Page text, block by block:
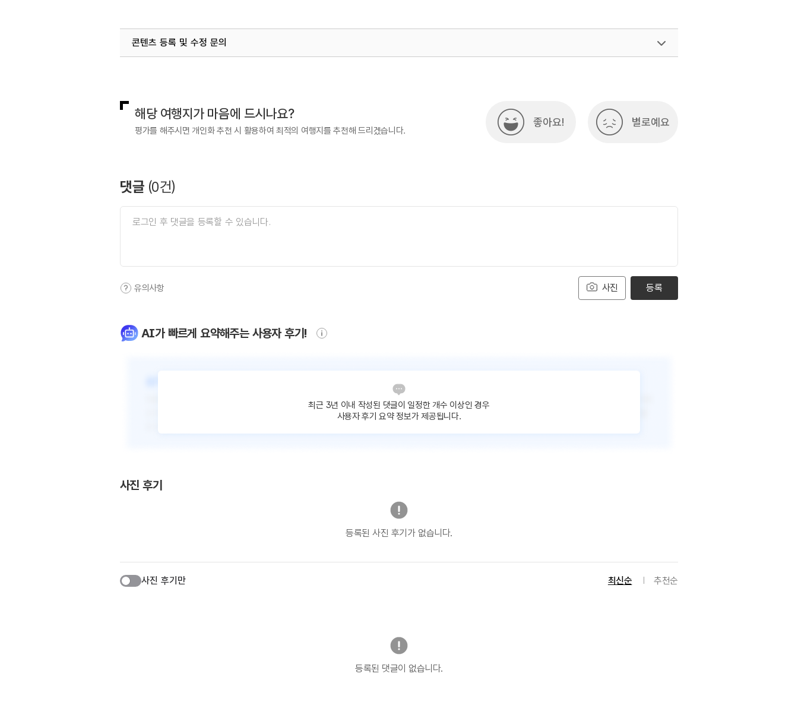
콘텐츠 등록 및 수정 문의
해당 여행지가 마음에 드시나요?
평가를 해주시면 개인화 추천 시 활용하여 최적의 여행지를 추천해 드리겠습니다.
좋아요! 별로예요
댓글 (0건)
사진
유의사항 등록
AI가 빠르게 요약해주는 사용자 후기!
최근 3년 이내 작성된 댓글이 일정한 개수 이상인 경우
사용자 후기 요약 정보가 제공됩니다.
사진 후기
등록된 사진 후기가 없습니다.
사진 후기만 최신순 추천순
등록된 댓글이 없습니다.